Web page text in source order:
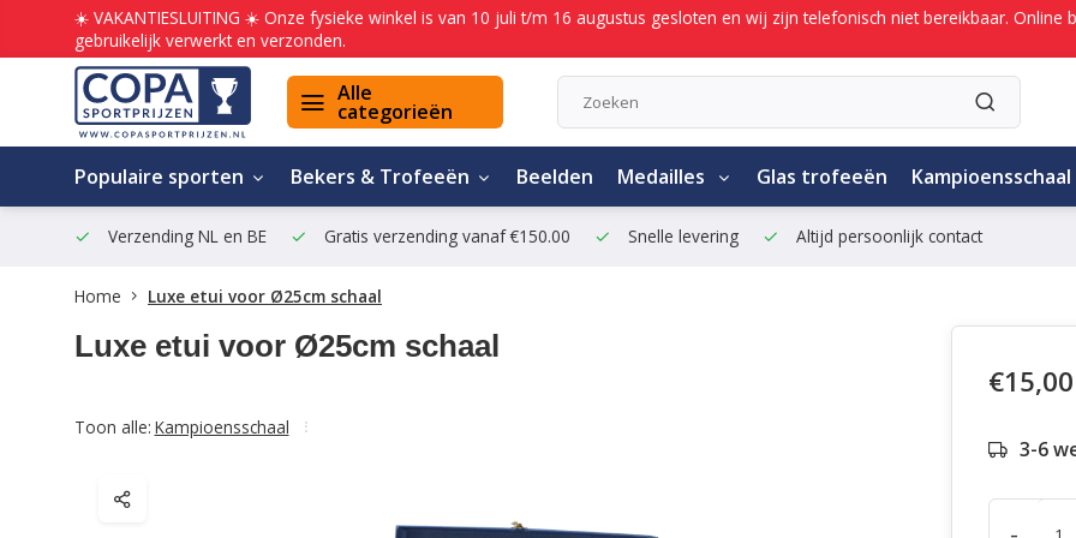
☀️ VAKANTIESLUITING ☀️ Onze fysieke winkel is van 10 juli t/m 16 augustus gesloten en wij zijn telefonisch niet bereikbaar.
gebruikelijk verwerkt en verzonden.
Alle
categorieën
Populaire sporten Bekers & Trofeeën Beelden Medailles Glas trofeeën Kampioensschaal
Verzending NL en BE Gratis verzending vanaf €150.00 Snelle levering Altijd persoonlijk contact
Home Luxe etui voor Ø25cm schaal
Luxe etui voor Ø25cm schaal
Toon alle: Kampioensschaal
€15,00
3-6